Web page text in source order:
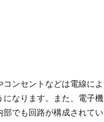
ンセントなどは電線によ
なります。また、電子機
でも回路が構成されてい